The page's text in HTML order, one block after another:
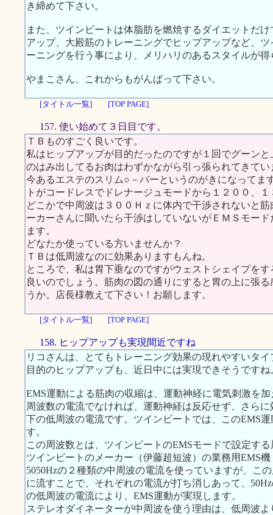
き締めて下さい。
また、ツインビートは体脂肪を燃焼するダイエットだ
アップ、大殿筋のトレーニングでヒップアップなど、
ーニングを行う事により、メリハリのあるスタイルが得
やまこさん、これからもがんばって下さい。
[タイトル一覧] [TOP PAGE]
157. 使い始めて３日目です。
ＴＢものすごく良いです。
私はヒップアップが目的だったのですが１回でグーン
のはみ出してるお肉はわずかながら引っ張られてきて
今あるエステのスリム○－バーというのがきになってま
トがコードレスでドレナージュモードから１２００、
どこかで中周波は３００Ｈｚに体内で干渉されないと
ーカーさんに聞いたら干渉はしていないがＥＭＳモー
ます。
どなたか使っている方いませんか？
ＴＢは低周波なのに効果ありますもんね。
ところで、私は胃下垂なのですがウェストシェイプを
良いのでしょう。筋肉の図の通りにすると胃の上に張
うか。店長様教えて下さい！お願します。
[タイトル一覧] [TOP PAGE]
158. ヒップアップも実現間近ですね
リコさんは、とてもトレーニング効果の現れやすいタ
目的のヒップアップも、近日中には実現できそうですね
EMS運動による筋肉の収縮は、運動神経に電気刺激を
周波数の電流でなければ、運動神経は反応せず、さら
下の低周波の電流です。ツインビートでは、このEMS
す。
この周波数とは、ツインビートのEMSモードで設定す
ツインビートのメーカー（伊藤超短波）の業務用EMS
5050Hzの２種類の中周波の電流を使っていますが、こ
に流すことで、それぞれの電流が打ち消しあって、
の低周波の電流により、EMS運動が実現します。
ステレオダイネーターが中周波を使う理由は、低周波